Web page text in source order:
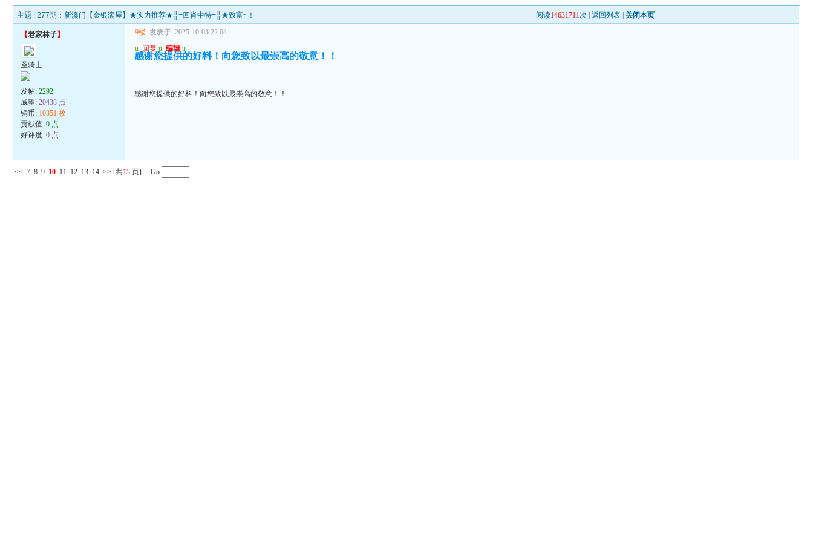
主题 :277期：新澳门【金银满屋】★实力推荐★╬=四肖中特=╬★致富~！ 阅读14631711次 |返回列表 关闭本页
【老家林子】
圣骑士
发帖:2292
威望:20438 点
铜币: 10351 枚
贡献值:0 点
好评度:0 点
9楼 发表于: 2025-10-03 22:04
u 回复 u 编辑 u
感谢您提供的好料！向您致以最崇高的敬意！！
感谢您提供的好料！向您致以最崇高的敬意！！
<< 7 8 9 10 11 12 13 14 >> [共15 页] Go